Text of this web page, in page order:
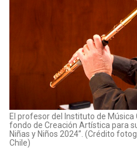
El profesor del Instituto de
fondo de Creación Artística para
Niñas y Niños 2024”. (Crédito
Chile)